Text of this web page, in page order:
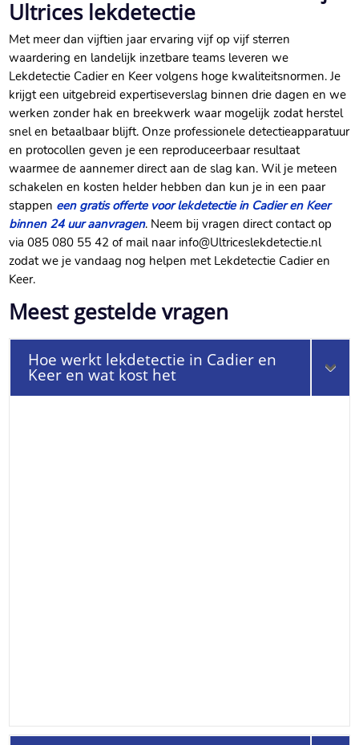
Ultrices lekdetectie
Met meer dan vijftien jaar ervaring vijf op vijf sterren
waardering en landelijk inzetbare teams leveren we
Lekdetectie Cadier en Keer volgens hoge kwaliteitsnormen.​ Je
krijgt een uitgebreid expertiseverslag binnen drie dagen en we
werken zonder hak en breekwerk waar mogelijk zodat herstel
snel en betaalbaar blijft.​ Onze professionele detectieapparatuur
en protocollen geven je een reproduceerbaar resultaat
waarmee de aannemer direct aan de slag kan.​ Wil je meteen
schakelen en kosten helder hebben dan kun je in een paar
stappen een gratis offerte voor lekdetectie in Cadier en Keer
binnen 24 uur aanvragen.​ Neem bij vragen direct contact op
via 085 080 55 42 of mail naar info@Ultriceslekdetectie.​nl
zodat we je vandaag nog helpen met Lekdetectie Cadier en
Keer.​
Meest gestelde vragen
Hoe werkt lekdetectie in Cadier en
Keer en wat kost het